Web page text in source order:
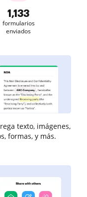
1,133
formularios
enviados
texto, imágenes,
formas, y más.